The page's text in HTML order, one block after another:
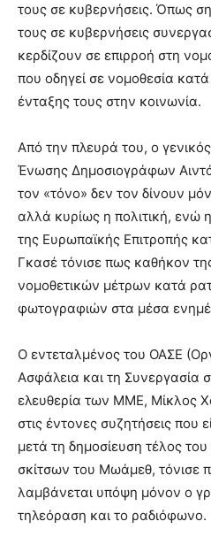
τους σε κυβερνήσεις. Όπως
τους σε κυβερνήσεις
κερδίζουν σε επιρροή στη
που οδηγεί σε νομοθεσία
ένταξης τους στην κοινωνία.
Από την πλευρά του, ο
Ένωσης Δημοσιογράφων
τον «τόνο» δεν τον δίνουν
αλλά κυρίως η πολιτική, ενώ
της Ευρωπαϊκής Επιτροπής
Γκασέ τόνισε πως καθήκον
νομοθετικών μέτρων κατά
φωτογραφιών στα μέσα
Ο εντεταλμένος του ΟΑΣΕ
Ασφάλεια και τη Συνεργασία
ελευθερία των ΜΜΕ, Μίκλος
στις έντονες συζητήσεις που
μετά τη δημοσίευση τέλος
σκίτσων του Μωάμεθ, τόνισε
λαμβάνεται υπόψη μόνον ο
τηλεόραση και το ραδιόφωνο.